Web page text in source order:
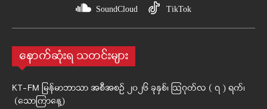
SoundCloud TikTok
နောက်ဆုံးရ သတင်းများ
KT-FM မြန်မာဘာသာ အစီအစဉ် ၂၀၂၆ ခုနှစ်၊ ဩဂုတ်လ ( ၇ ) ရက်၊
(သောကြာနေ့)